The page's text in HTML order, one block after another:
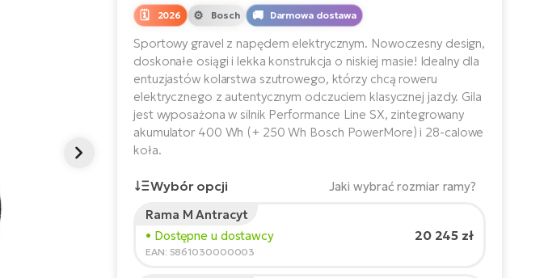
Bosch
2026 Darmowa dostawa
Sportowy gravel z napędem elektrycznym. Nowoczesny design,
doskonałe osiągi i lekka konstrukcja o niskiej masie! Idealny dla
entuzjastów kolarstwa szutrowego, którzy chcą roweru
elektrycznego z autentycznym odczuciem klasycznej jazdy. Gila
jest wyposażona w silnik Performance Line SX, zintegrowany
akumulator 400 Wh (+ 250 Wh Bosch PowerMore) i 28-calowe
koła.
Wybór opcji Jaki wybrać rozmiar ramy?
Wzrost rowerzysty:
150
Rama M Antracyt
• Dostępne u dostawcy
EAN: 5861030000003
20 245 zł